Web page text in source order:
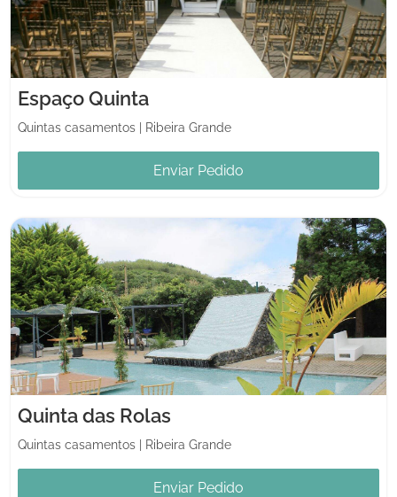
Espaço Quinta
Quintas casamentos Ribeira Grande
Enviar Pedido
Quinta das Rolas
Quintas casamentos Ribeira Grande
Enviar Pedido